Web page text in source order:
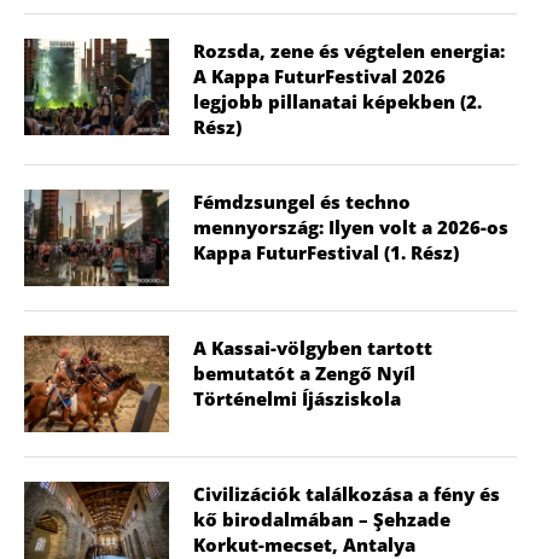
Rozsda, zene és végtelen energia:
A Kappa FuturFestival 2026
legjobb pillanatai képekben (2.
Rész)
Fémdzsungel és techno
mennyország: Ilyen volt a 2026-os
Kappa FuturFestival (1. Rész)
A Kassai-völgyben tartott
bemutatót a Zengő Nyíl
Történelmi Íjásziskola
Civilizációk találkozása a fény és
kő birodalmában – Şehzade
Korkut-mecset, Antalya